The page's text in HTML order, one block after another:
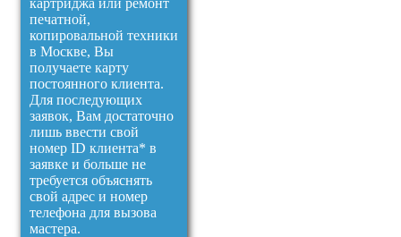
печатной,
копировальной техники
в Москве, Вы
получаете карту
постоянного клиента.
Для последующих
заявок, Вам достаточно
лишь ввести свой
номер ID клиента* в
заявке и больше не
требуется объяснять
свой адрес и номер
телефона для вызова
мастера.